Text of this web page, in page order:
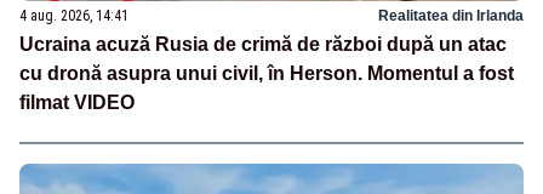
4 aug. 2026, 14:41 Realitatea din Irlanda
Ucraina acuză Rusia de crimă de război după un atac
cu dronă asupra unui civil, în Herson. Momentul a fost
filmat VIDEO